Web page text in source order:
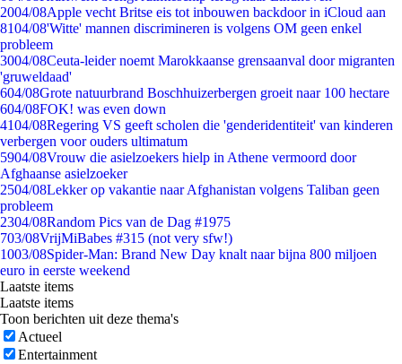
2004/08Apple vecht Britse eis tot inbouwen backdoor in iCloud aan
8104/08'Witte' mannen discrimineren is volgens OM geen enkel
probleem
3004/08Ceuta-leider noemt Marokkaanse grensaanval door migranten
'gruweldaad'
604/08Grote natuurbrand Boschhuizerbergen groeit naar 100 hectare
604/08FOK! was even down
4104/08Regering VS geeft scholen die 'genderidentiteit' van kinderen
verbergen voor ouders ultimatum
5904/08Vrouw die asielzoekers hielp in Athene vermoord door
Afghaanse asielzoeker
2504/08Lekker op vakantie naar Afghanistan volgens Taliban geen
probleem
2304/08Random Pics van de Dag #1975
703/08VrijMiBabes #315 (not very sfw!)
1003/08Spider-Man: Brand New Day knalt naar bijna 800 miljoen
euro in eerste weekend
Laatste items
Laatste items
Toon berichten uit deze thema's
Actueel
Entertainment